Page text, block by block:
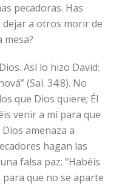
pecadoras. Has
dejar a otros morir de
Así lo hizo David:
(Sal. 34:8). No
que Dios quiere; Él
venir a mí para que
Dios amenaza a
hagan las
falsa paz: “Habéis
que no se aparte